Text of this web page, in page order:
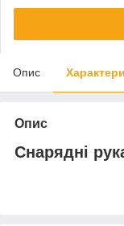
Опис
Опис
Снарядні